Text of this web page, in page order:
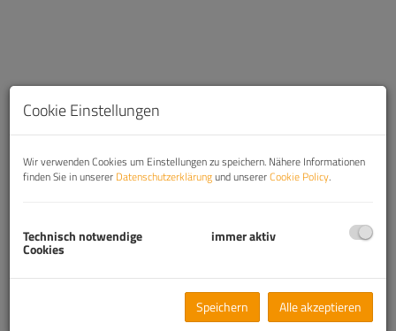
Beschreibung
(klimatisiert) im 7.Liftstock, nähe Karlskirche,
Schwarzenbergplatz + 10 m² Balkon
*** Anfragen bitte nur per E-Mail an:ek@immo-
Cookie Einstellungen
Wir verwenden Cookies um Einstellungen zu speichern. Nähere Informationen
finden Sie in unserer Datenschutzerklärungund unsererCookie Policy.
Technisch notwendige
Cookies
immer aktiv
Speichern Alle akzeptieren